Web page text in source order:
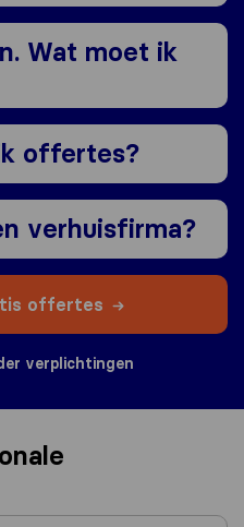
Wat moet ik
offertes?
verhuisfirma?
offertes
verplichtingen